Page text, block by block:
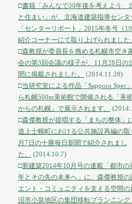
□書籍「みんなで30年後を考えよう
と住まい」が、北海道建築指導セン
「センターリポート」2015年冬号（
紹介コーナーにて取り上げられました
□森教授が委員長を務める札幌市空き
会の第3回会議の様子が、11月28日の
聞に掲載されました。
(2014.11.28)
□当研究室による作品「Sapporo Spec
ら札幌500m美術館で開催される「美
からの札幌」で展示されます。
□森傑教授が提唱する「まちの整体」
道上士幌町における公共施設再編の取
月7日の十勝毎日新聞で紹介されまし
た。
(2014.10.7)
□新建築2014年10月号の連載「都市
年とその先の未来へ」に、森傑教授の
エント・コミュニティを支える空間
沼市小泉地区の集団移転プランニン